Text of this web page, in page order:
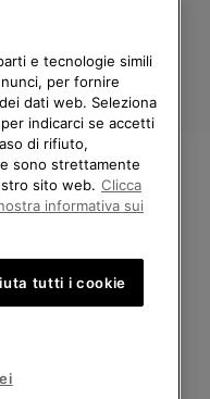
des Morgines, 12 1213
SOREL.
PAESE DI
disponibile
e tecnologie simili
per fornire
dati web. Seleziona
indicarci se accetti
di rifiuto,
sono strettamente
sito web. Clicca
informativa sui
tutti i cookie